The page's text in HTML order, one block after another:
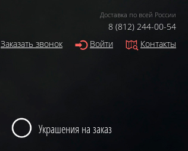
Доставка по всей России
8 (812) 244-00-54
Заказать звонок
Войти Контакты
Украшения на заказ